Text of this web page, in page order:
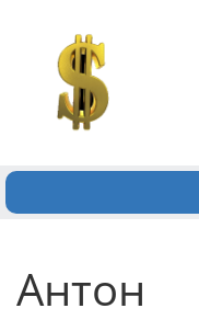
Антон